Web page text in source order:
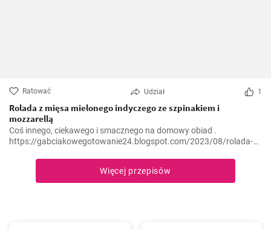
Ratować Udział 1
Rolada z mięsa mielonego indyczego ze szpinakiem i
mozzarellą
Coś innego, ciekawego i smacznego na domowy obiad .
https://gabciakowegotowanie24.blogspot.com/2023/08/rolada-z-
Więcej przepisów